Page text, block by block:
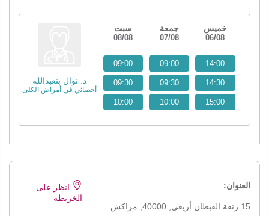
ذ. نوال بنعبدالله
أخصائي في أمراض الكلى
خميس
06/08
جمعة
07/08
سبت
08/08
14:00
14:30
15:00
09:00
09:30
10:00
09:00
09:30
10:00
العنوان:
15 زنقة القبطان أريغي, 40000, مراكش
انظر على
الخريطة